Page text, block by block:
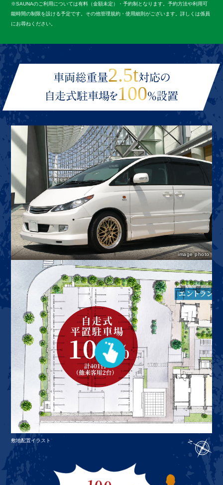
※SAUNAのご利用については有料（金額未定）・予約制となります。予約方法や利用可
能時間の制限を設ける予定です。その他管理規約・使用細則がございます。詳しくは係員
にお尋ねください。
車両総重量2.5t対応の
自走式駐車場を100％設置
image photo
敷地配置イラスト